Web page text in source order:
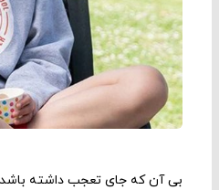
بی آن که جای تعجب داشته